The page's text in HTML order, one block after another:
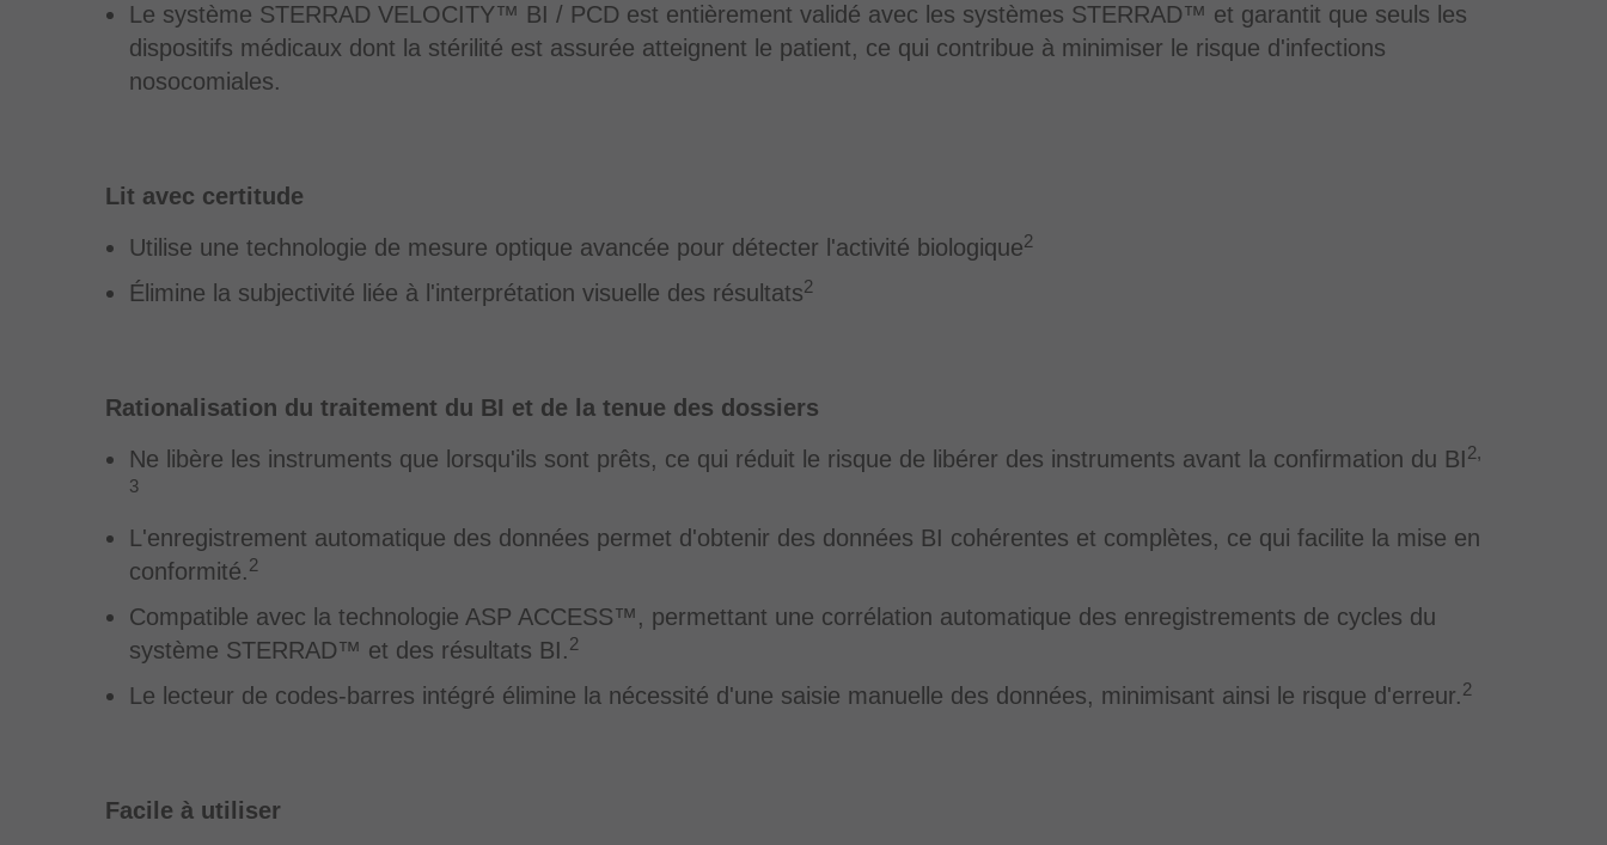
Le système STERRAD VELOCITY™ BI / PCD est entièrement validé avec les systèmes STERRAD™ et garantit que seuls les
dispositifs médicaux dont la stérilité est assurée atteignent le patient, ce qui contribue à minimiser le risque d'infections
nosocomiales.
Lit avec certitude
Utilise une technologie de mesure optique avancée pour détecter l'activité biologique2
Élimine la subjectivité liée à l'interprétation visuelle des résultats2
Rationalisation du traitement du BI et de la tenue des dossiers
Ne libère les instruments que lorsqu'ils sont prêts, ce qui réduit le risque de libérer des instruments avant la confirmation du BI2,
3
L'enregistrement automatique des données permet d'obtenir des données BI cohérentes et complètes, ce qui facilite la mise en
conformité.2
Compatible avec la technologie ASP ACCESS™, permettant une corrélation automatique des enregistrements de cycles du
système STERRAD™ et des résultats BI.2
Le lecteur de codes-barres intégré élimine la nécessité d'une saisie manuelle des données, minimisant ainsi le risque d'erreur.2
Facile à utiliser